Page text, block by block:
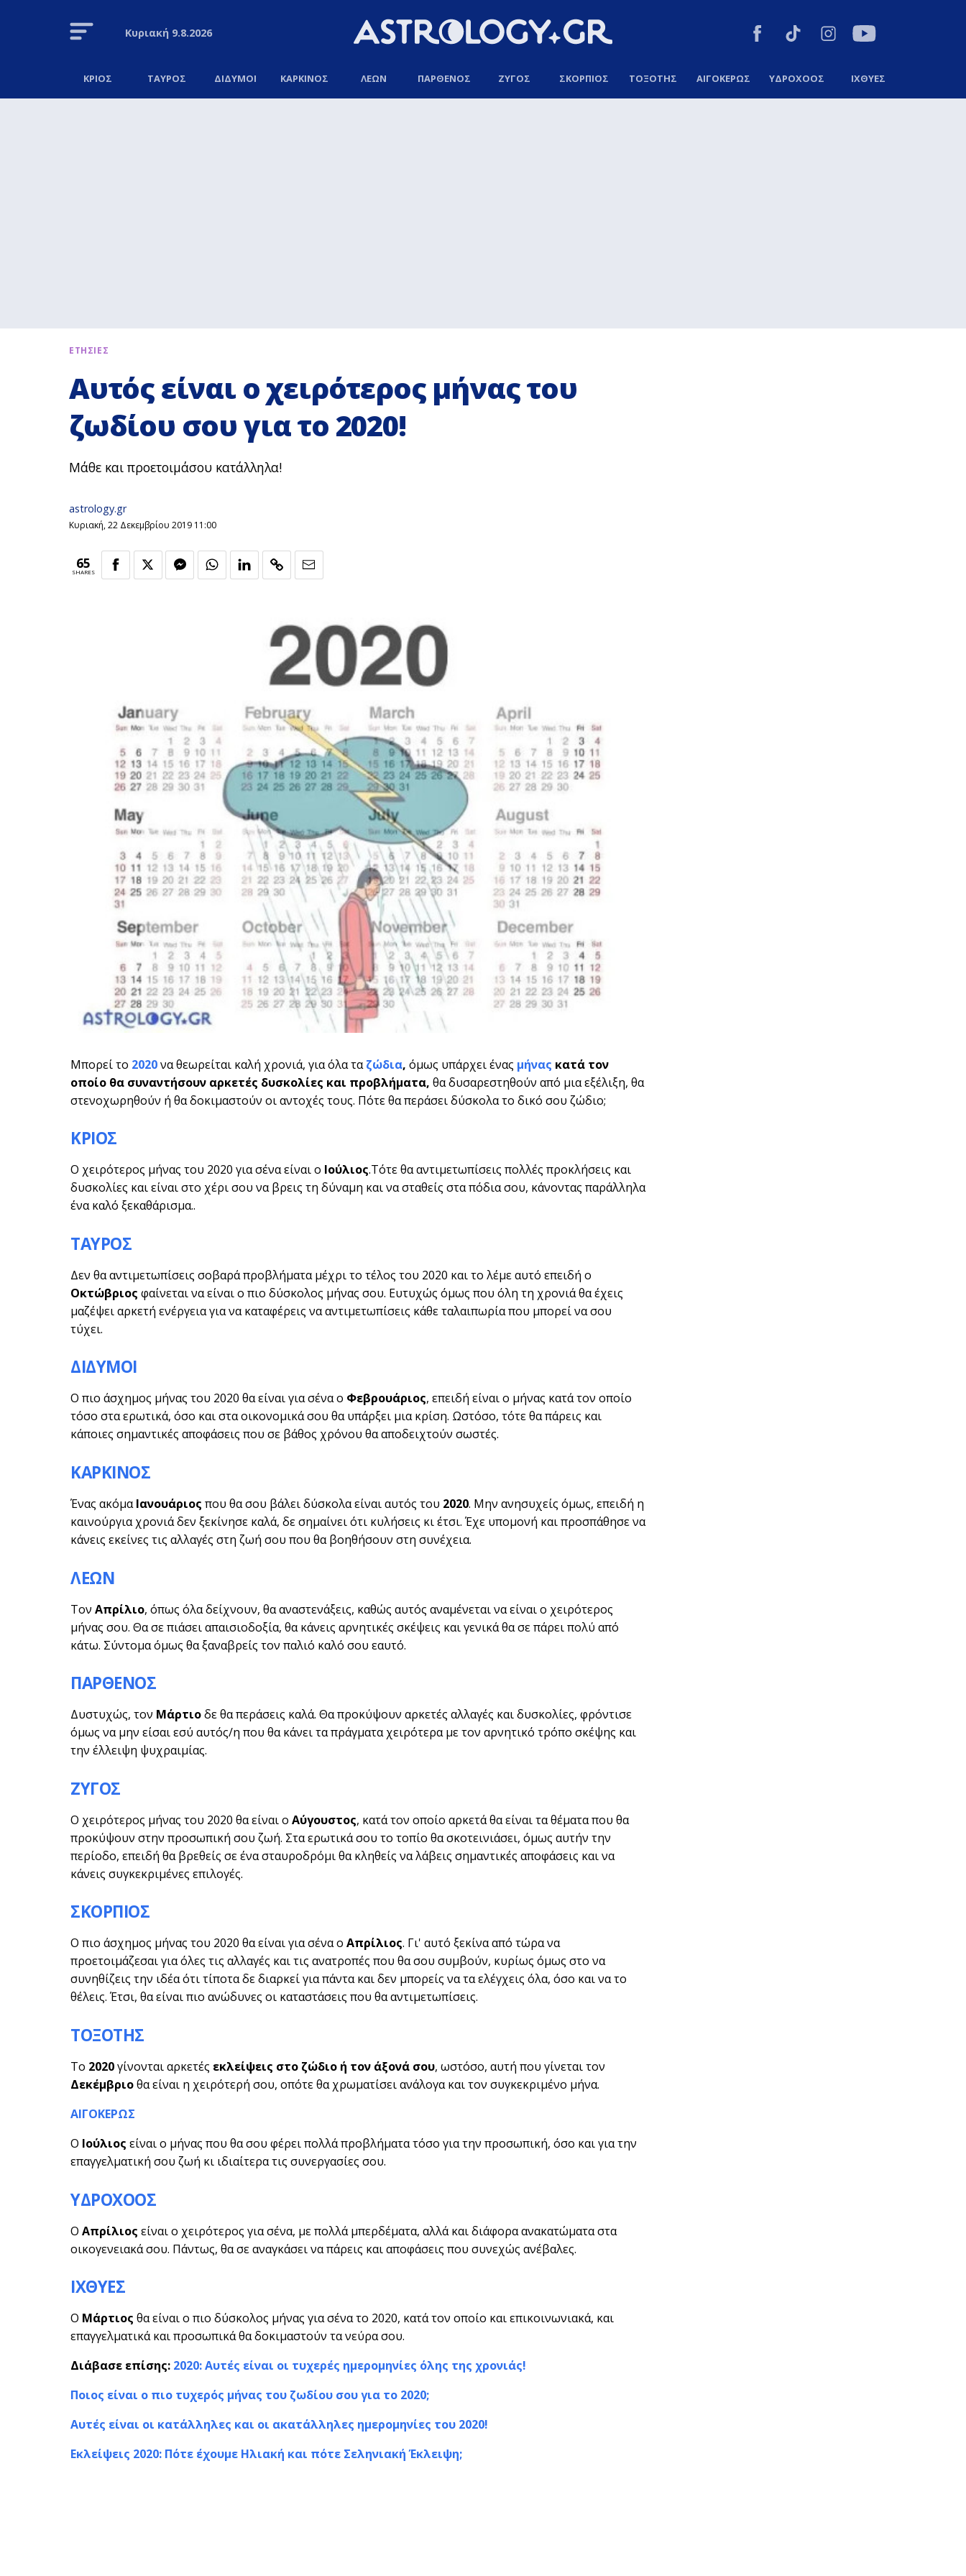
Κυριακή9.8.2026
ΚΡΙΟΣ ΤΑΥΡΟΣ ΔΙΔΥΜΟΙ ΚΑΡΚΙΝΟΣ ΛΕΩΝ ΠΑΡΘΕΝΟΣ ΖΥΓΟΣ ΣΚΟΡΠΙΟΣ ΤΟΞΟΤΗΣ ΑΙΓΟΚΕΡΩΣ ΥΔΡΟΧΟΟΣ ΙΧΘΥΕΣ
ΕΤΗΣΙΕΣ
Αυτός είναι ο χειρότερος μήνας του
ζωδίου σου για το 2020!
Μάθε και προετοιμάσου κατάλληλα!
astrology.gr
Κυριακή, 22 Δεκεμβρίου 2019 11:00
65
SHARES
Μπορεί το 2020να θεωρείται καλή χρονιά, για όλα ταζώδια, όμως υπάρχει ένας μήνας κατά τον
οποίο θα συναντήσουν αρκετές δυσκολίες και προβλήματα, θα δυσαρεστηθούν από μια εξέλιξη, θα
στενοχωρηθούν ή θα δοκιμαστούν οι αντοχές τους. Πότε θα περάσει δύσκολα το δικό σου ζώδιο;
ΚΡΙΟΣ
Ο χειρότερος μήνας του 2020 για σένα είναι ο Ιούλιος.Τότε θα αντιμετωπίσεις πολλές προκλήσεις και
δυσκολίες και είναι στο χέρι σου να βρεις τη δύναμη και να σταθείς στα πόδια σου, κάνοντας παράλληλα
ένα καλό ξεκαθάρισμα..
ΤΑΥΡΟΣ
Δεν θα αντιμετωπίσεις σοβαρά προβλήματα μέχρι το τέλος του 2020 και το λέμε αυτό επειδή ο
Οκτώβριος φαίνεται να είναι ο πιο δύσκολος μήνας σου. Ευτυχώς όμως που όλη τη χρονιά θα έχεις
μαζέψει αρκετή ενέργεια για να καταφέρεις να αντιμετωπίσεις κάθε ταλαιπωρία που μπορεί να σου
τύχει.
ΔΙΔΥΜΟΙ
Ο πιο άσχημος μήνας του 2020 θα είναι για σένα ο Φεβρουάριος, επειδή είναι ο μήνας κατά τον οποίο
τόσο στα ερωτικά, όσο και στα οικονομικά σου θα υπάρξει μια κρίση. Ωστόσο, τότε θα πάρεις και
κάποιες σημαντικές αποφάσεις που σε βάθος χρόνου θα αποδειχτούν σωστές.
ΚΑΡΚΙΝΟΣ
Ένας ακόμαΙανουάριος που θα σου βάλει δύσκολα είναι αυτός του 2020. Μην ανησυχείς όμως, επειδή η
καινούργια χρονιά δεν ξεκίνησε καλά, δε σημαίνει ότι κυλήσεις κι έτσι. Έχε υπομονή και προσπάθησε να
κάνεις εκείνες τις αλλαγές στη ζωή σου που θα βοηθήσουν στη συνέχεια.
ΛΕΩΝ
Τον Απρίλιο, όπως όλα δείχνουν, θα αναστενάξεις, καθώς αυτός αναμένεται να είναι ο χειρότερος
μήνας σου. Θα σε πιάσει απαισιοδοξία, θα κάνεις αρνητικές σκέψεις και γενικά θα σε πάρει πολύ από
κάτω. Σύντομα όμως θα ξαναβρείς τον παλιό καλό σου εαυτό.
ΠΑΡΘΕΝΟΣ
Δυστυχώς, τον Μάρτιοδε θα περάσεις καλά. Θα προκύψουν αρκετές αλλαγές και δυσκολίες, φρόντισε
όμως να μην είσαι εσύ αυτός/η που θα κάνει τα πράγματα χειρότερα με τον αρνητικό τρόπο σκέψης και
την έλλειψη ψυχραιμίας.
ΖΥΓΟΣ
Ο χειρότερος μήνας του 2020 θα είναι ο Αύγουστος, κατά τον οποίο αρκετά θα είναι τα θέματα που θα
προκύψουν στην προσωπική σου ζωή. Στα ερωτικά σου το τοπίο θα σκοτεινιάσει, όμως αυτήν την
περίοδο, επειδή θα βρεθείς σε ένα σταυροδρόμι θα κληθείς να λάβεις σημαντικές αποφάσεις και να
κάνεις συγκεκριμένες επιλογές.
ΣΚΟΡΠΙΟΣ
Ο πιο άσχημος μήνας του 2020 θα είναι για σένα ο Απρίλιος. Γι' αυτό ξεκίνα από τώρα να
προετοιμάζεσαι για όλες τις αλλαγές και τις ανατροπές που θα σου συμβούν, κυρίως όμως στο να
συνηθίζεις την ιδέα ότι τίποτα δε διαρκεί για πάντα και δεν μπορείς να τα ελέγχεις όλα, όσο και να το
θέλεις. Έτσι, θα είναι πιο ανώδυνες οι καταστάσεις που θα αντιμετωπίσεις.
ΤΟΞΟΤΗΣ
Το 2020γίνονται αρκετές εκλείψεις στο ζώδιο ή τον άξονά σου, ωστόσο, αυτή που γίνεται τον
Δεκέμβριοθα είναι η χειρότερή σου, οπότε θα χρωματίσει ανάλογα και τον συγκεκριμένο μήνα.
ΑΙΓΟΚΕΡΩΣ
Ο Ιούλιος είναι ο μήνας που θα σου φέρει πολλά προβλήματα τόσο για την προσωπική, όσο και για την
επαγγελματική σου ζωή κι ιδιαίτερα τις συνεργασίες σου.
ΥΔΡΟΧΟΟΣ
Ο Απρίλιος είναι ο χειρότερος για σένα, με πολλά μπερδέματα, αλλά και διάφορα ανακατώματα στα
οικογενειακά σου. Πάντως, θα σε αναγκάσει να πάρεις και αποφάσεις που συνεχώς ανέβαλες.
ΙΧΘΥΕΣ
Ο Μάρτιος θα είναι ο πιο δύσκολος μήνας για σένα το 2020, κατά τον οποίο και επικοινωνιακά, και
επαγγελματικά και προσωπικά θα δοκιμαστούν τα νεύρα σου.
Διάβασε επίσης: 2020: Αυτές είναι οι τυχερές ημερομηνίες όλης της χρονιάς!
Ποιος είναι ο πιο τυχερός μήνας του ζωδίου σου για το 2020;
Αυτές είναι οι κατάλληλες και οι ακατάλληλες ημερομηνίες του 2020!
Εκλείψεις 2020: Πότε έχουμε Ηλιακή και πότε Σεληνιακή Έκλειψη;